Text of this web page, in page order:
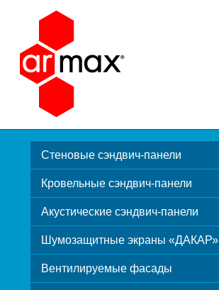
Стеновые сэндвич-панели
Кровельные сэндвич-панели
Акустические сэндвич-панели
Шумозащитные экраны «ДАКАР»
Вентилируемые фасады